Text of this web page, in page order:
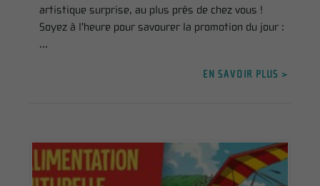
artistique surprise, au plus près de chez vous !
Soyez à l'heure pour savourer la promotion du jour :
...
EN SAVOIR PLUS >